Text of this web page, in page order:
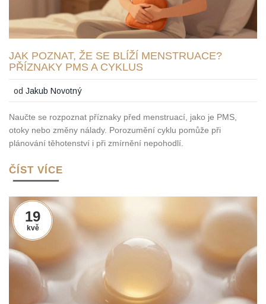
JAK POZNAT, ŽE SE BLÍŽÍ MENSTRUACE?
PŘÍZNAKY PMS A CYKLUS
odJakub Novotný
Naučte se rozpoznat příznaky před menstruací, jako je PMS,
otoky nebo změny nálady. Porozumění cyklu pomůže při
plánování těhotenství i při zmírnění nepohodlí.
ČÍST VÍCE
19
kvě